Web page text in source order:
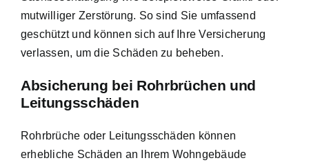
mutwilliger Zerstörung. So sind Sie umfassend
geschützt und können sich auf Ihre Versicherung
verlassen, um die Schäden zu beheben.
Absicherung bei Rohrbrüchen und
Leitungsschäden
Rohrbrüche oder Leitungsschäden können
erhebliche Schäden an Ihrem Wohngebäude